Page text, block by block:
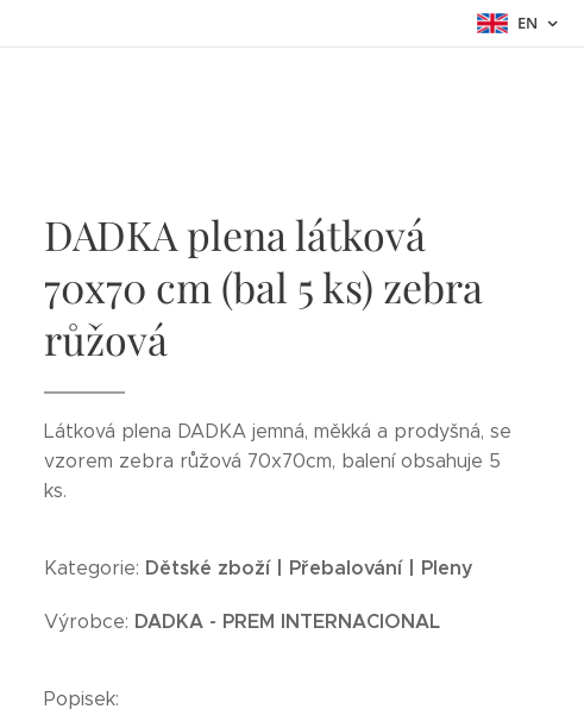
EN
DADKA plena látková
70x70 cm (bal 5 ks) zebra
růžová
Látková plena DADKA jemná, měkká a prodyšná, se
vzorem zebra růžová 70x70cm, balení obsahuje 5
ks.
Kategorie: Dětské zboží | Přebalování | Pleny
Výrobce: DADKA - PREM INTERNACIONAL
Popisek: